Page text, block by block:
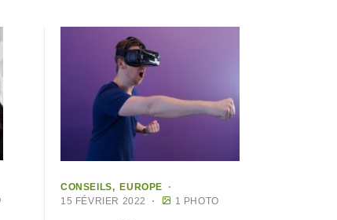
CONSEILS
EUROPE
15 FÉVRIER 2022
1 PHOTO